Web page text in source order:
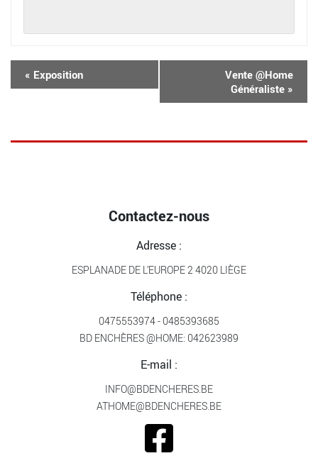
« Exposition
Vente @Home
Généraliste »
Contactez-nous
Adresse :
ESPLANADE DE L’EUROPE 2 4020 LIÈGE
Téléphone :
0475553974- 0485393685
BD ENCHÈRES @HOME: 042623989
E-mail :
INFO@BDENCHERES.BE
ATHOME@BDENCHERES.BE